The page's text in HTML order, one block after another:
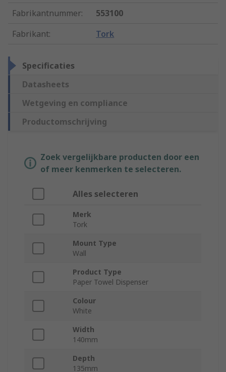
Fabrikantnummer:
553100
Fabrikant: Tork
Specificaties
Datasheets
Wetgeving en compliance
Productomschrijving
Zoek vergelijkbare producten door een
of meer kenmerken te selecteren.
Alles selecteren
Merk
Tork
Mount Type
Wall
Product Type
Paper Towel Dispenser
Colour
White
Width
140mm
Depth
135mm